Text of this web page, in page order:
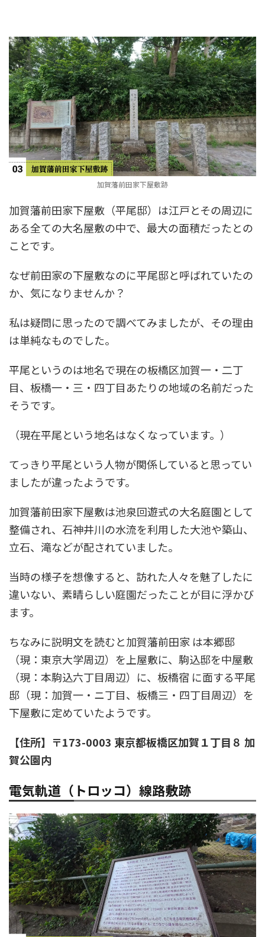
加賀藩前田家下屋敷跡
加賀藩前田家下屋敷（平尾邸）は江戸とその周辺に
ある全ての大名屋敷の中で、最大の面積だったとの
ことです。
なぜ前田家の下屋敷なのに平尾邸と呼ばれていたの
か、気になりませんか？
私は疑問に思ったので調べてみましたが、その理由
は単純なものでした。
平尾というのは地名で現在の板橋区加賀一・二丁
目、板橋一・三・四丁目あたりの地域の名前だった
そうです。
（現在平尾という地名はなくなっています。）
てっきり平尾という人物が関係していると思ってい
ましたが違ったようです。
加賀藩前田家下屋敷は池泉回遊式の大名庭園として
整備され、石神井川の水流を利用した大池や築山、
立石、滝などが配されていました。
当時の様子を想像すると、訪れた人々を魅了したに
違いない、素晴らしい庭園だったことが目に浮かび
ます。
ちなみに説明文を読むと加賀藩前田家 は本郷邸
（現：東京大学周辺）を上屋敷に、駒込邸を中屋敷
（現：本駒込六丁目周辺）に、板橋宿 に面する平尾
邸（現：加賀一・ニ丁目、板橋三・四丁目周辺）を
下屋敷に定めていたようです。
【住所】〒173-0003 東京都板橋区加賀１丁目８ 加
賀公園内
電気軌道（トロッコ）線路敷跡